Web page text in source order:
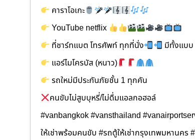
คาราโอเกะ
YouTube netflix
ที่ชาร์ทแบต โทรศัพท์ ทุกที่นั่ง
มีทั้งแบบ
แอร์ไมโครบัส (หนาว)
รถใหม่มีประกันภัยชั้น 1 ทุกคัน
คนขับไม่สูบบุหรี่/ไม่ดื่มแอลกอฮอล์
#vanbangkok #vansthailand
ให้เช่าพร้อมคนขับ #รถตู้ให้เช่ากรุงเทพมหานค